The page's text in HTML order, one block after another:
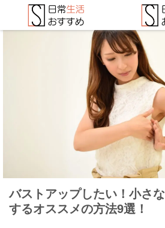
バストアップしたい！小さ
するオススメの方法9選！